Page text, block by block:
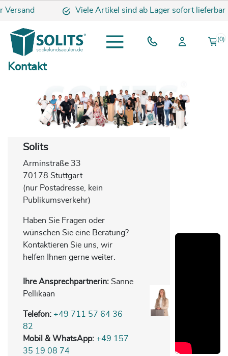
Viele Artikel sind ab Lager sofort lieferbar
(0)
Kontakt
Solits
Arminstraße 33
70178 Stuttgart
(nur Postadresse, kein
Publikumsverkehr)
Haben Sie Fragen oder
wünschen Sie eine Beratung?
Kontaktieren Sie uns, wir
helfen Ihnen gerne weiter.
Ihre Ansprechpartnerin: Sanne
Pellikaan
Telefon: +49 711 57 64 36
82
Mobil & WhatsApp: +49 157
35 19 08 74